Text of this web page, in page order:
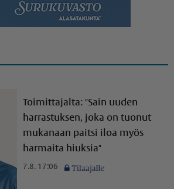
Toimittajalta: "Sain uuden
harrastuksen, joka on tuonut
mukanaan paitsi iloa myös
harmaita hiuksia"
7.8. 17:06